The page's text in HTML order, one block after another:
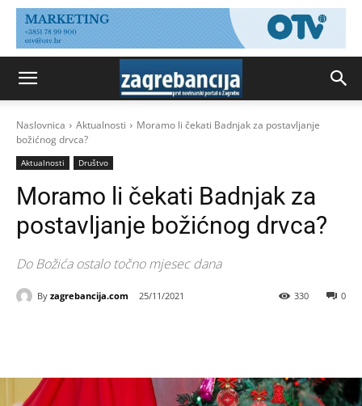
Naslovnica Aktualnosti
Moramo li čekati Badnjak za postavljanje
božićnog drvca?
Aktualnosti Društvo
Moramo li čekati Badnjak za
postavljanje božićnog drvca?
Do Božića ostalo točno mjesec dana
By zagrebancija.com 25/11/2021 0
330